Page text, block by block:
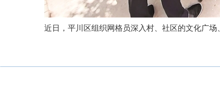
近日，平川区组织网格员深入村、社区的文化广